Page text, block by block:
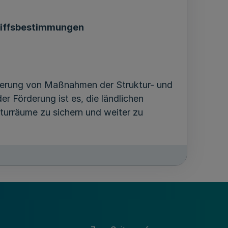
von Maßnahmen der Struktur- und
Förderung ist es, die ländlichen
zu sichern und weiter zu